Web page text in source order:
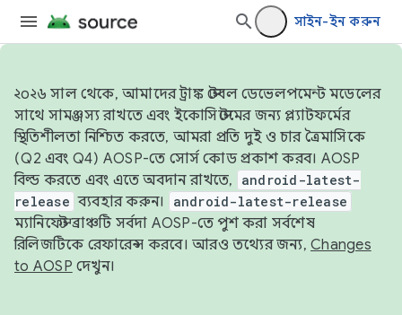
সাইন-ইন করুন
২০২৬ সাল থেকে, আমাদের ট্রাঙ্ক স্টেবল ডেভেলপমেন্ট মডেলের
সাথে সামঞ্জস্য রাখতে এবং ইকোসিস্টেমের জন্য প্ল্যাটফর্মের
স্থিতিশীলতা নিশ্চিত করতে, আমরা প্রতি দুই ও চার ত্রৈমাসিকে
(Q2 এবং Q4) AOSP-তে সোর্স কোড প্রকাশ করব। AOSP
বিল্ড করতে এবং এতে অবদান রাখতে,
android-latest-
release ব্যবহার করুন। android-latest-release
ম্যানিফেস্ট ব্রাঞ্চটি সর্বদা AOSP-তে পুশ করা সর্বশেষ
রিলিজটিকে রেফারেন্স করবে। আরও তথ্যের জন্য, Changes
to AOSP দেখুন।